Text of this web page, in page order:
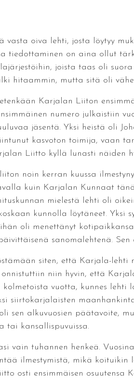
vasta oiva lehti, josta löytyy
tiedottaminen on aina ollut
joista taas oli
hitaammin, mutta sitä oli
Karjalan Liiton
numero julkaistiin
jäsentä. Yksi heistä oli
kasvoton toimija, vaan
Liitto kyllä lunasti näiden
noin kerran kuussa
kuin Karjalan Kunnaat
mielestä lehti oli
kunnolla löytäneet. Yksi
oli menettänyt
sanomalehtenä.
siten, että Karjala-
niin hyvin, että
vuotta, kunnes lehti
siirtokarjalaisten
sen alkuvuosien päätavoite,
tai kansallispuvuissa.
vain tuhannen henkeä.
ilmestymistä, mikä
osti ensimmäisen